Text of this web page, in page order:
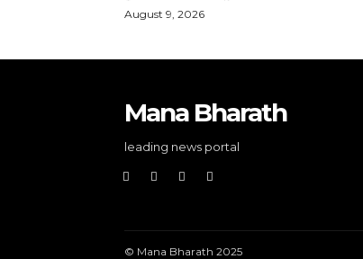
August 9, 2026
Mana Bharath
leading news portal
© Mana Bharath 2025